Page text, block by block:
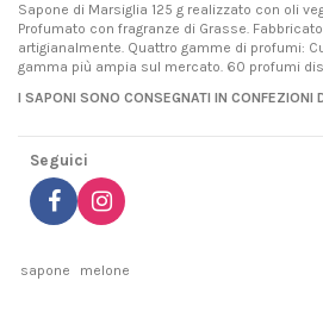
Sapone di Marsiglia 125 g realizzato con oli
Profumato con fragranze di Grasse.
artigianalmente. Quattro gamme di profumi:
gamma più ampia sul mercato. 60 profumi
I SAPONI SONO CONSEGNATI IN CONFEZIONI
Seguici
sapone melone